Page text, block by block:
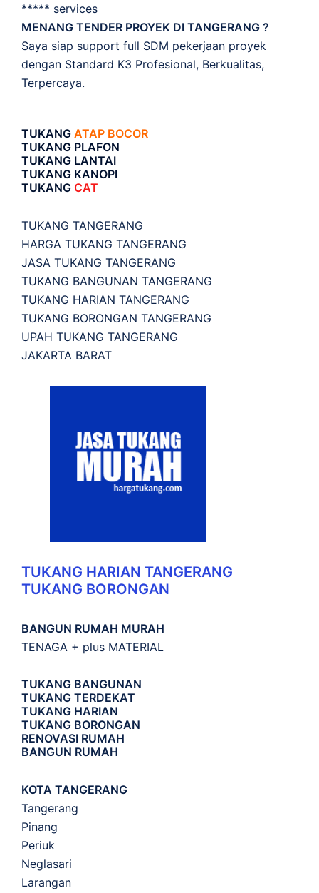
***** services
MENANG TENDER PROYEK DI TANGERANG ?
Saya siap support full SDM pekerjaan proyek
dengan Standard K3 Profesional, Berkualitas,
Terpercaya.
TUKANG ATAP BOCOR
TUKANG PLAFON
TUKANG LANTAI
TUKANG KANOPI
TUKANG CAT
TUKANG TANGERANG
HARGA TUKANG TANGERANG
JASA TUKANG TANGERANG
TUKANG BANGUNAN TANGERANG
TUKANG HARIAN TANGERANG
TUKANG BORONGAN TANGERANG
UPAH TUKANG TANGERANG
JAKARTA BARAT
TUKANG HARIAN TANGERANG
TUKANG BORONGAN
BANGUN RUMAH MURAH
TENAGA + plus MATERIAL
TUKANG BANGUNAN
TUKANG TERDEKAT
TUKANG HARIAN
TUKANG BORONGAN
RENOVASI RUMAH
BANGUN RUMAH
KOTA TANGERANG
Tangerang
Pinang
Periuk
Neglasari
Larangan